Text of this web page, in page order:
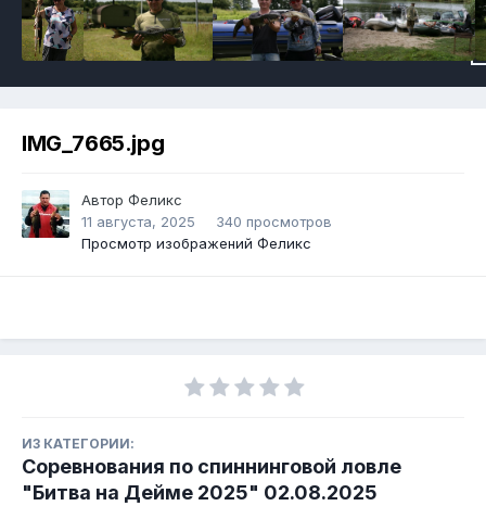
IMG_7665.jpg
Автор Феликс
11 августа, 2025
340 просмотров
Просмотр изображений Феликс
ИЗ КАТЕГОРИИ:
Соревнования по спиннинговой ловле
"Битва на Дейме 2025" 02.08.2025